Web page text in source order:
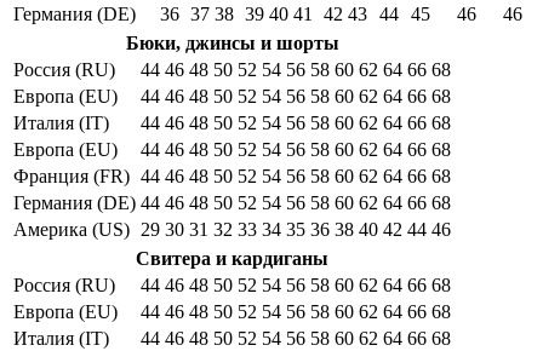
Германия (DE)
36 37 38 39 40 41 42 43 44 45 46
46
Бюки, джинсы и шорты
Россия (RU)
44 46 48 50 52 54 56 58 60 62 64 66 68
Европа (EU)
44 46 48 50 52 54 56 58 60 62 64 66 68
Италия (IT)
44 46 48 50 52 54 56 58 60 62 64 66 68
Европа (EU)
44 46 48 50 52 54 56 58 60 62 64 66 68
Франция (FR) 44 46 48 50 52 54 56 58 60 62 64 66 68
Германия (DE) 44 46 48 50 52 54 56 58 60 62 64 66 68
Америка (US) 29 30 31 32 33 34 35 36 38 40 42 44 46
Свитера и кардиганы
Россия (RU)
44 46 48 50 52 54 56 58 60 62 64 66 68
Европа (EU)
44 46 48 50 52 54 56 58 60 62 64 66 68
Италия (IT)
44 46 48 50 52 54 56 58 60 62 64 66 68